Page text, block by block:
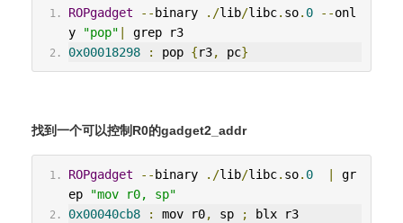
ROPgadget -- binary ./lib/libc. so. 0 --onl
y
"pop"
grep r3
0x00018298
: pop {r3, pc}
找到一个可以控制R0的gadget2_addr
ROPgadget -- binary ./lib/libc. so. 0
gr
ep
"mov r0, sp"
0x00040cb8
: mov r0, sp ; blx r3